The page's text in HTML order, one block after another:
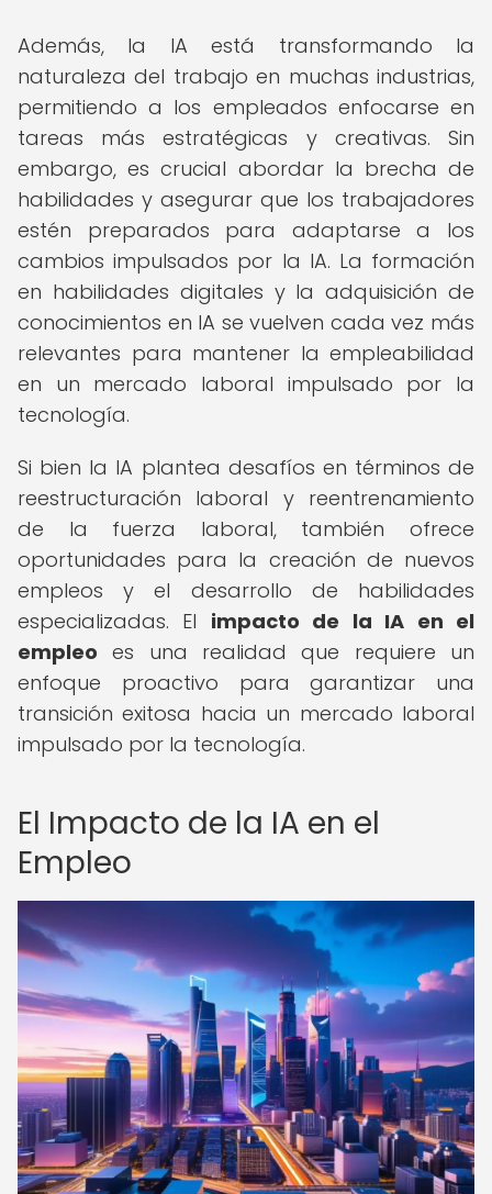
Además, la IA está transformando la
naturaleza del trabajo en muchas industrias,
permitiendo a los empleados enfocarse en
tareas más estratégicas y creativas. Sin
embargo, es crucial abordar la brecha de
habilidades y asegurar que los trabajadores
estén preparados para adaptarse a los
cambios impulsados por la IA. La formación
en habilidades digitales y la adquisición de
conocimientos en IA se vuelven cada vez más
relevantes para mantener la empleabilidad
en un mercado laboral impulsado por la
tecnología.
Si bien la IA plantea desafíos en términos de
reestructuración laboral y reentrenamiento
de la fuerza laboral, también ofrece
oportunidades para la creación de nuevos
empleos y el desarrollo de habilidades
especializadas. El impacto de la IA en el
empleo es una realidad que requiere un
enfoque proactivo para garantizar una
transición exitosa hacia un mercado laboral
impulsado por la tecnología.
El Impacto de la IA en el
Empleo